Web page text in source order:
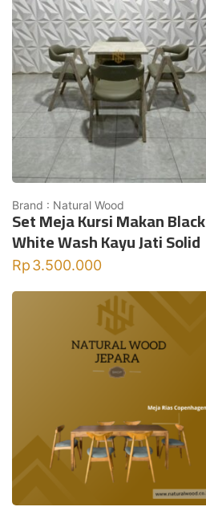
Brand : Natural Wood
Set Meja Kursi Makan Black
White Wash Kayu Jati Solid
Rp3.500.000